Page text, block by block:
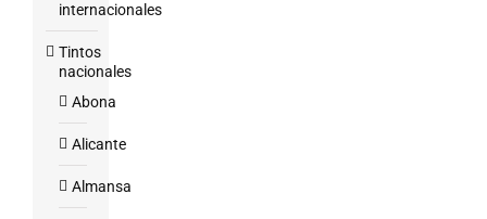
internacionales
Tintos
nacionales
Abona
Alicante
Almansa